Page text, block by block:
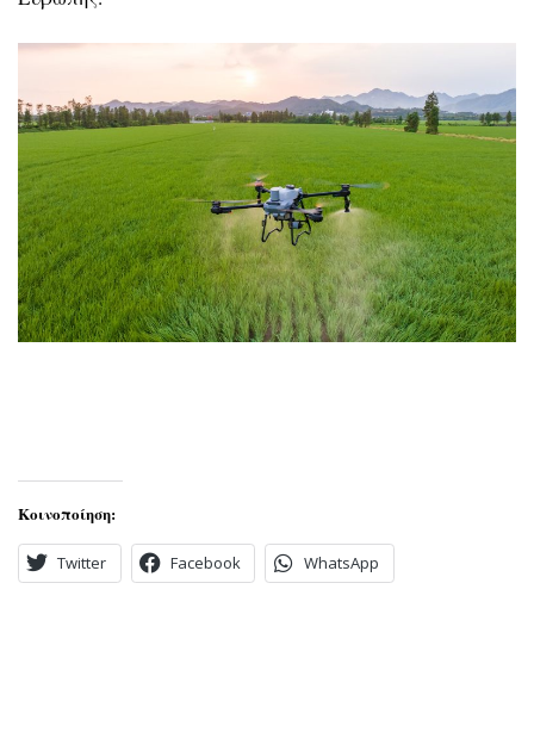
Κοινοποίηση:
Twitter Facebook WhatsApp